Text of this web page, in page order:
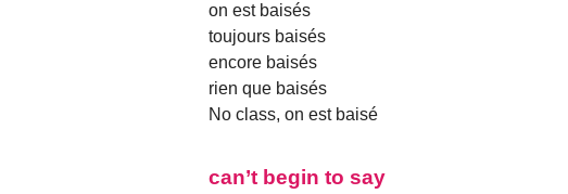
on est baisés
toujours baisés
encore baisés
rien que baisés
No class, on est baisé
can’t begin to say